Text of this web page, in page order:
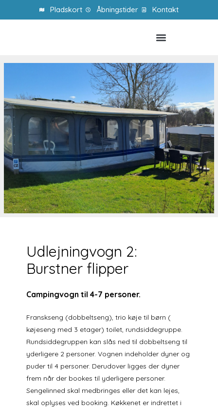
Pladskort Åbningstider Kontakt
Udlejningvogn 2:
Burstner flipper
Campingvogn til 4-7 personer.
Franskseng (dobbeltseng), trio køje til børn (
køjeseng med 3 etager) toilet, rundsiddegruppe.
Rundsiddegruppen kan slås ned til dobbeltseng til
yderligere 2 personer. Vognen indeholder dyner og
puder til 4 personer. Derudover ligges der dyner
frem når der bookes til yderligere personer.
Sengelinned skal medbringes eller det kan lejes,
skal oplyses ved booking. Køkkenet er indrettet i